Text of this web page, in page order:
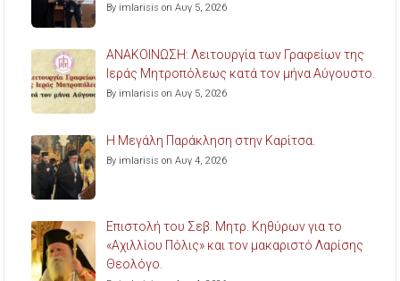
By imlarisis on Αυγ 5, 2026
ΑΝΑΚΟΙΝΩΣΗ: Λειτουργία των Γραφείων της
Ιεράς Μητροπόλεως κατά τον μήνα Αύγουστο.
By imlarisis on Αυγ 5, 2026
Η Μεγάλη Παράκληση στην Καρίτσα.
By imlarisis on Αυγ 4, 2026
Επιστολή του Σεβ. Μητρ. Κηθύρων για το
«Αχιλλίου Πόλις» και τον μακαριστό Λαρίσης
Θεολόγο.